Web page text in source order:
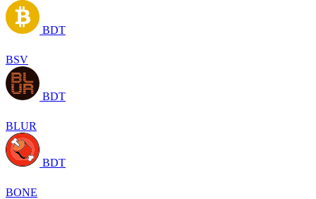
BDT
BSV
BDT
BLUR
BDT
BONE